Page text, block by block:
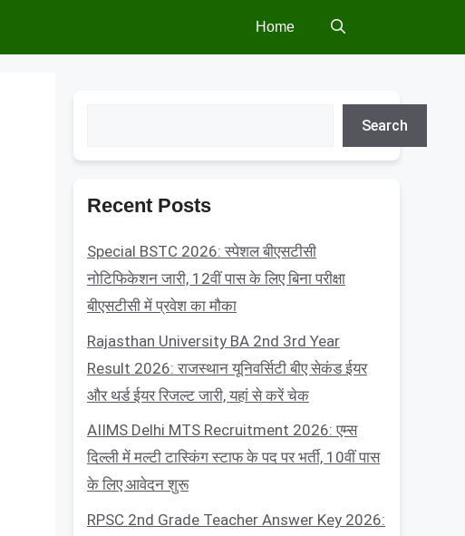
Home
Search
Recent Posts
Special BSTC 2026: स्पेशल बीएसटीसी
नोटिफिकेशन जारी, 12वीं पास के लिए बिना परीक्षा
बीएसटीसी में प्रवेश का मौका
Rajasthan University BA 2nd 3rd Year
Result 2026: राजस्थान यूनिवर्सिटी बीए सेकंड ईयर
और थर्ड ईयर रिजल्ट जारी, यहां से करें चेक
AIIMS Delhi MTS Recruitment 2026: एम्स
दिल्ली में मल्टी टास्किंग स्टाफ के पद पर भर्ती, 10वीं पास
के लिए आवेदन शुरू
RPSC 2nd Grade Teacher Answer Key 2026: